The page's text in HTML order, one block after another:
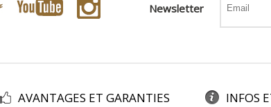
Newsletter
AVANTAGES ET GARANTIES INFOS